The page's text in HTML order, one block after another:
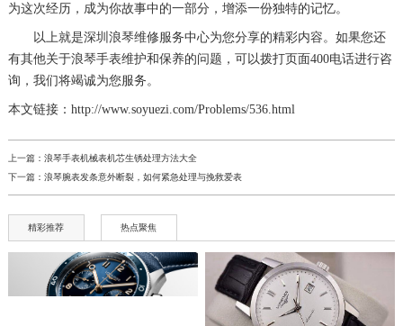
为这次经历，成为你故事中的一部分，增添一份独特的记忆。
以上就是深圳浪琴维修服务中心为您分享的精彩内容。如果您还
有其他关于浪琴手表维护和保养的问题，可以拨打页面400电话进行咨
询，我们将竭诚为您服务。
本文链接：http://www.soyuezi.com/Problems/536.html
上一篇： 浪琴手表机械表机芯生锈处理方法大全
下一篇： 浪琴腕表发条意外断裂，如何紧急处理与挽救爱表
精彩推荐 热点聚焦